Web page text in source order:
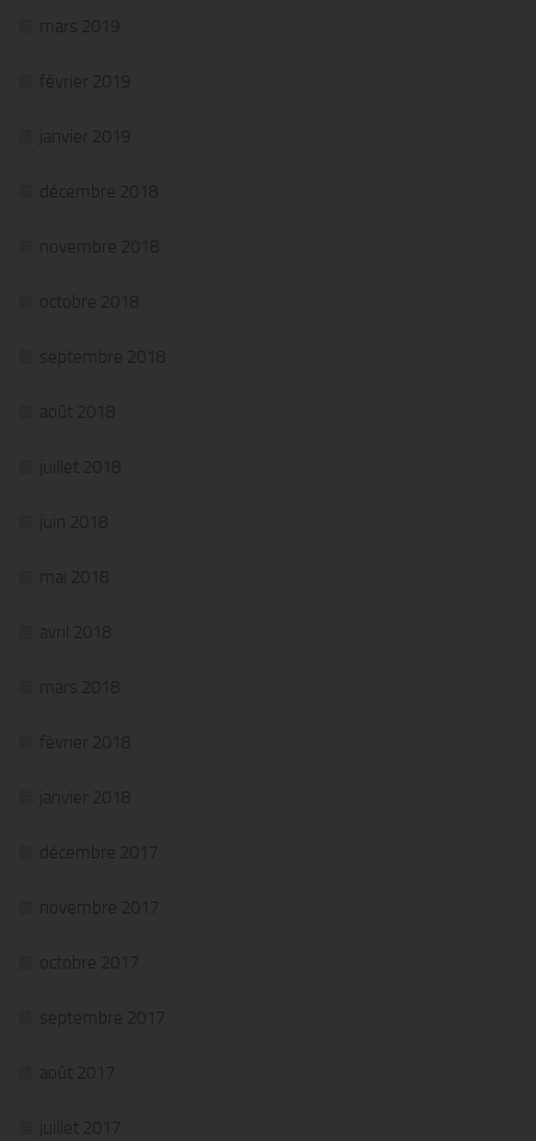
mars 2019
février 2019
janvier 2019
décembre 2018
novembre 2018
octobre 2018
septembre 2018
août 2018
juillet 2018
juin 2018
mai 2018
avril 2018
mars 2018
février 2018
janvier 2018
décembre 2017
novembre 2017
octobre 2017
septembre 2017
août 2017
juillet 2017